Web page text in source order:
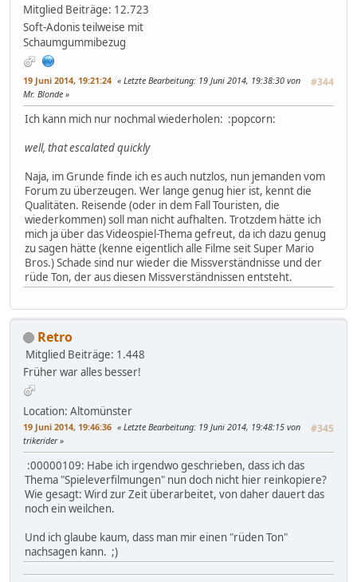
Mitglied Beiträge: 12.723
Soft-Adonis teilweise mit
Schaumgummibezug
19 Juni 2014, 19:21:24 #344
Letzte Bearbeitung: 19 Juni 2014, 19:38:30 von
Mr. Blonde
Ich kann mich nur nochmal wiederholen: :popcorn:
well, that escalated quickly
Naja, im Grunde finde ich es auch nutzlos, nun jemanden vom
Forum zu überzeugen. Wer lange genug hier ist, kennt die
Qualitäten. Reisende (oder in dem Fall Touristen, die
wiederkommen) soll man nicht aufhalten. Trotzdem hätte ich
mich ja über das Videospiel-Thema gefreut, da ich dazu genug
zu sagen hätte (kenne eigentlich alle Filme seit Super Mario
Bros.) Schade sind nur wieder die Missverständnisse und der
rüde Ton, der aus diesen Missverständnissen entsteht.
Retro
Mitglied Beiträge: 1.448
Früher war alles besser!
Location: Altomünster
19 Juni 2014, 19:46:36 #345
Letzte Bearbeitung: 19 Juni 2014, 19:48:15 von
trikerider
:00000109: Habe ich irgendwo geschrieben, dass ich das
Thema "Spieleverfilmungen" nun doch nicht hier reinkopiere?
Wie gesagt: Wird zur Zeit überarbeitet, von daher dauert das
noch ein weilchen.
Und ich glaube kaum, dass man mir einen "rüden Ton"
nachsagen kann. ;)